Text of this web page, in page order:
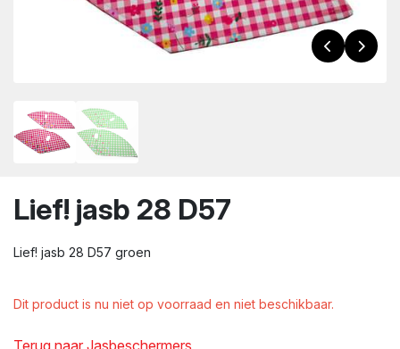
Lief! jasb 28 D57
Lief! jasb 28 D57 groen
Dit product is nu niet op voorraad en niet beschikbaar.
Terug naar Jasbeschermers